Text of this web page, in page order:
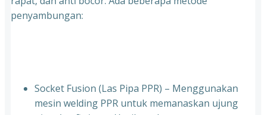
penyambungan:
Socket Fusion (Las Pipa PPR) – Menggunakan
mesin welding PPR untuk memanaskan ujung